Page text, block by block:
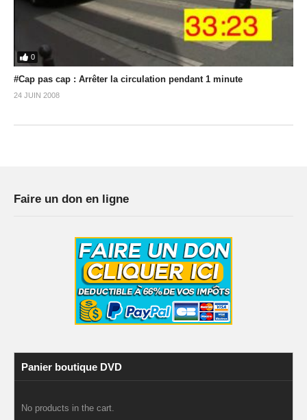
0
#Cap pas cap : Arrêter la circulation pendant 1 minute
24 JUIN 2008
Faire un don en ligne
Panier boutique DVD
No products in the cart.